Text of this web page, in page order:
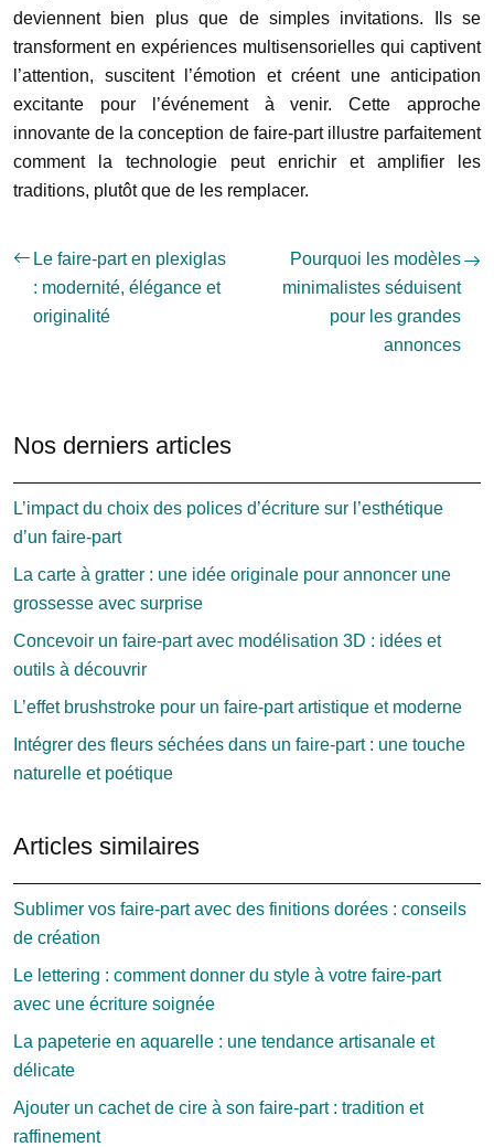
deviennent bien plus que de simples invitations. Ils se
transforment en expériences multisensorielles qui captivent
l’attention, suscitent l’émotion et créent une anticipation
excitante pour l’événement à venir. Cette approche
innovante de la conception de faire-part illustre parfaitement
comment la technologie peut enrichir et amplifier les
traditions, plutôt que de les remplacer.
Le faire-part en plexiglas
: modernité, élégance et
originalité
Pourquoi les modèles
minimalistes séduisent
pour les grandes
annonces
Nos derniers articles
L’impact du choix des polices d’écriture sur l’esthétique
d’un faire-part
La carte à gratter : une idée originale pour annoncer une
grossesse avec surprise
Concevoir un faire-part avec modélisation 3D : idées et
outils à découvrir
L’effet brushstroke pour un faire-part artistique et moderne
Intégrer des fleurs séchées dans un faire-part : une touche
naturelle et poétique
Articles similaires
Sublimer vos faire-part avec des finitions dorées : conseils
de création
Le lettering : comment donner du style à votre faire-part
avec une écriture soignée
La papeterie en aquarelle : une tendance artisanale et
délicate
Ajouter un cachet de cire à son faire-part : tradition et
raffinement